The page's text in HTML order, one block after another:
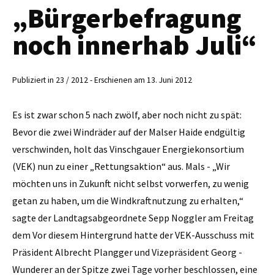
„Bürgerbefragung
noch innerhab Juli“
Publiziert in 23 / 2012 - Erschienen am 13. Juni 2012
Es ist zwar schon 5 nach zwölf, aber noch nicht zu spät:
Bevor die zwei ­Windräder auf der Malser Haide endgültig
verschwinden, holt das ­Vinschgauer Energiekonsortium
(VEK) nun zu einer „Rettungsaktion“ aus. Mals - „Wir
möchten uns in Zukunft nicht selbst vorwerfen, zu wenig
getan zu haben, um die Windkraftnutzung zu erhalten,“
sagte der Landtagsabgeordnete Sepp Noggler am Freitag
dem Vor diesem Hintergrund hatte der VEK-Ausschuss mit
Präsident Albrecht Plangger und Vizepräsident Georg ­
Wunderer an der Spitze zwei Tage vorher beschlossen, eine